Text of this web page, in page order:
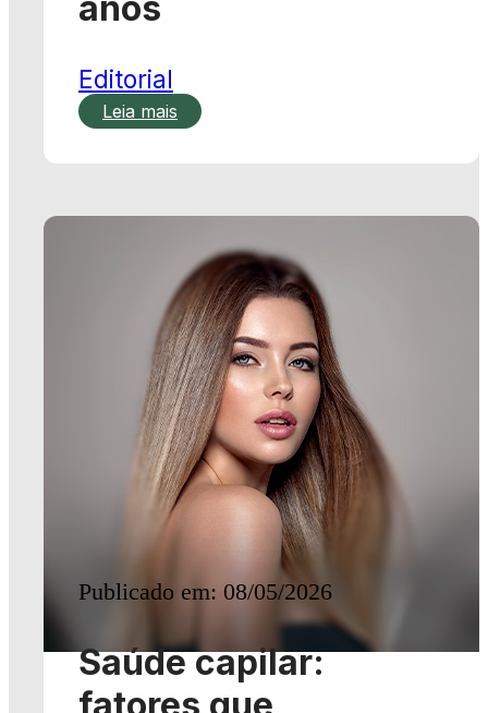
Publicado em: 08/05/2026
Saúde capilar:
fatores que
influenciam fios
mais fortes.